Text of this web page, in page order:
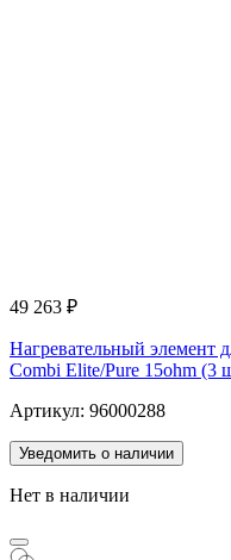
49 263 ₽
Нагревательный элемент
Combi Elite/Pure 15ohm (3
Артикул: 96000288
Уведомить о наличии
Нет в наличии